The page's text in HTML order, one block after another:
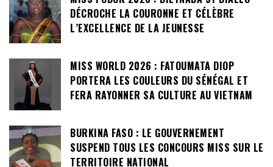
DÉCROCHE LA COURONNE ET CÉLÈBRE
L’EXCELLENCE DE LA JEUNESSE
MISS WORLD 2026 : FATOUMATA DIOP
PORTERA LES COULEURS DU SÉNÉGAL ET
FERA RAYONNER SA CULTURE AU VIETNAM
BURKINA FASO : LE GOUVERNEMENT
SUSPEND TOUS LES CONCOURS MISS SUR LE
TERRITOIRE NATIONAL